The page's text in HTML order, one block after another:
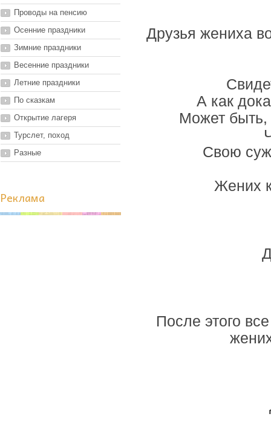
Проводы на пенсию
Осенние праздники
Зимние праздники
Весенние праздники
Летние праздники
По сказкам
Открытие лагеря
Турслет, поход
Разные
Реклама
Друзья жениха
А как
Может быть,
Свою
Жених
После этого